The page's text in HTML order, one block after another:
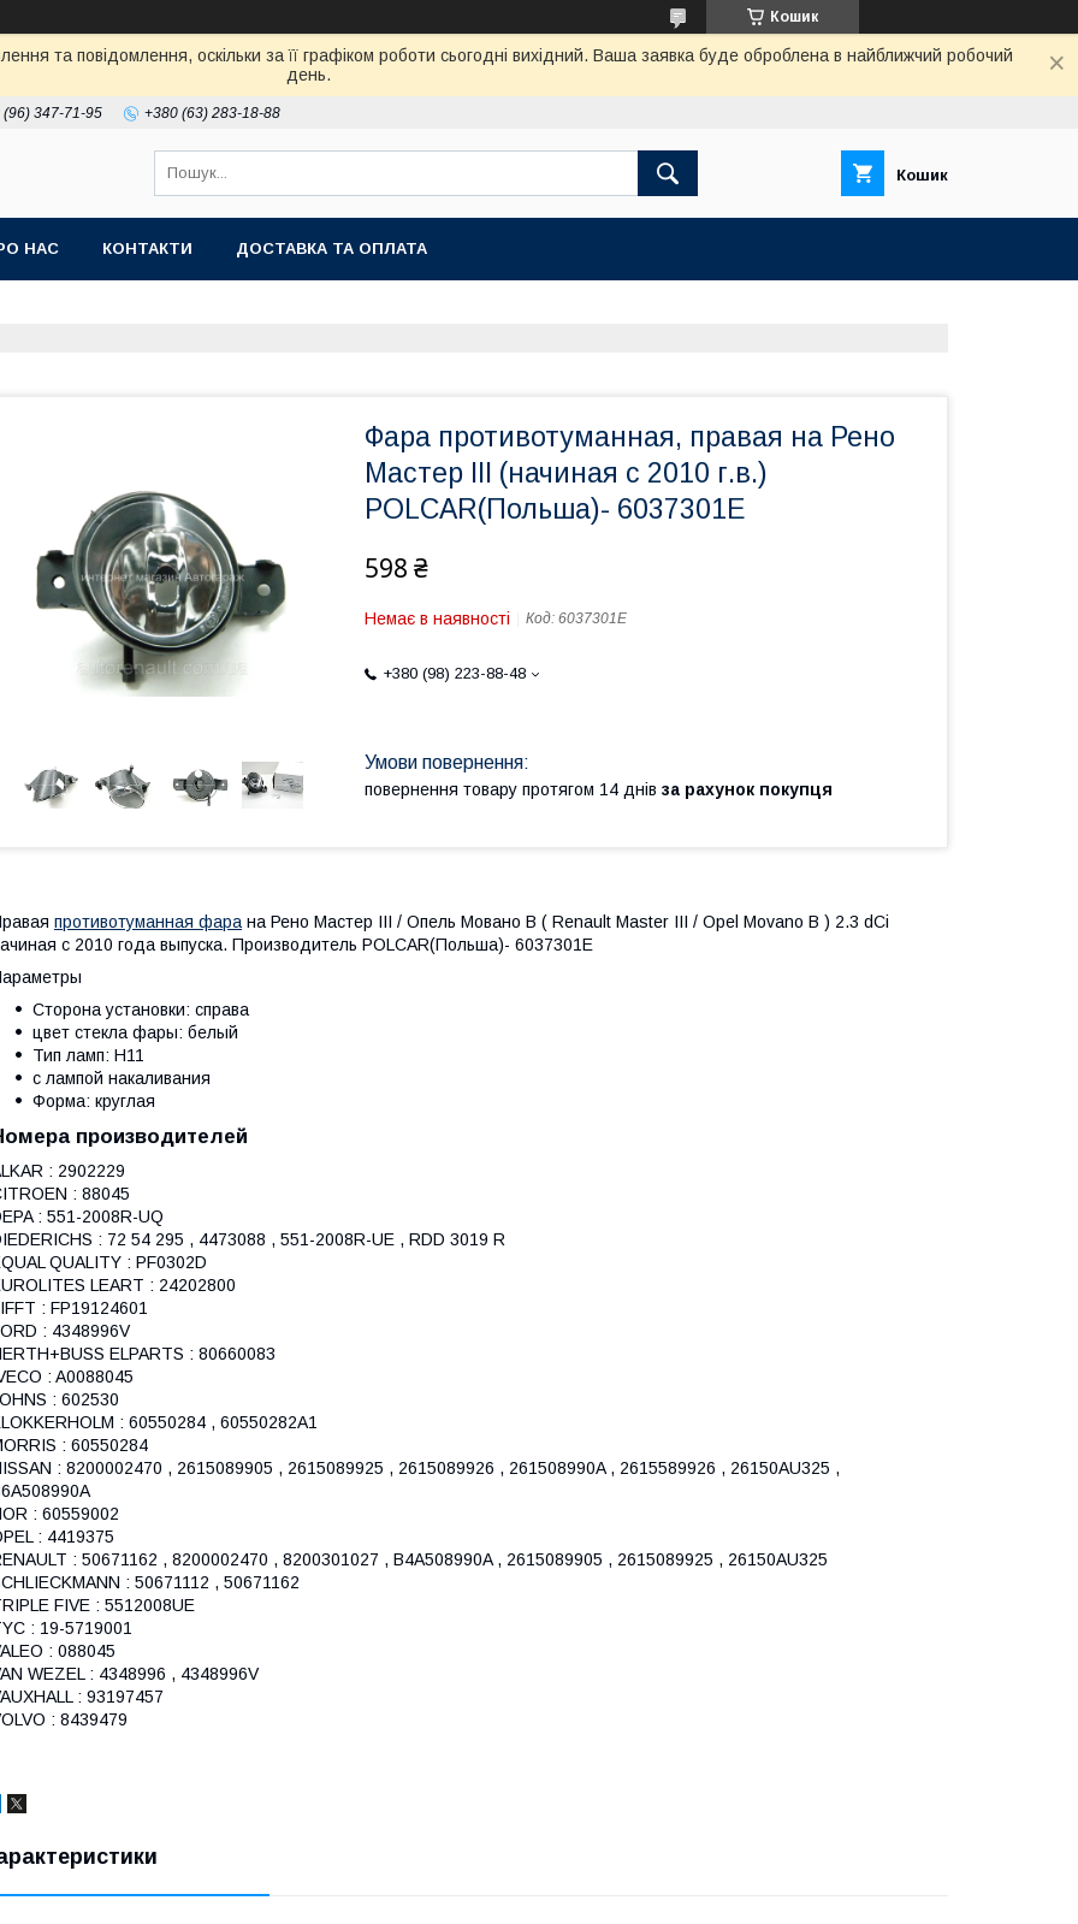
Кошик
та повідомлення, оскільки за її графіком роботи сьогодні вихідний. Ваша заявка буде оброблена в найближчий робочий
день.
(96) 347-71-95 +380 (63) 283-18-88
Кошик
НАС КОНТАКТИ ДОСТАВКА ТА ОПЛАТА
Фара противотуманная, правая на Рено
Мастер III (начиная с 2010 г.в.)
POLCAR(Польша)- 6037301E
598 ₴
Немає в наявності Код: 6037301E
+380 (98) 223-88-48
повернення товару протягом 14 днів за рахунок покупця
противотуманная фара на Рено Мастер III / Опель Мовано В ( Renault Master III / Opel Movano B ) 2.3 dCi
с 2010 года выпуска. Производитель POLCAR(Польша)- 6037301E
Сторона установки: справа
цвет стекла фары: белый
Тип ламп: H11
с лампой накаливания
Форма: круглая
производителей
: 2902229
: 88045
: 551-2008R-UQ
: 72 54 295 , 4473088 , 551-2008R-UE , RDD 3019 R
QUALITY : PF0302D
LEART : 24202800
: FP19124601
: 4348996V
ELPARTS : 80660083
: A0088045
: 602530
: 60550284 , 60550282A1
: 60550284
: 8200002470 , 2615089905 , 2615089925 , 2615089926 , 261508990A , 2615589926 , 26150AU325 ,
: 60559002
: 4419375
: 50671162 , 8200002470 , 8200301027 , B4A508990A , 2615089905 , 2615089925 , 26150AU325
: 50671112 , 50671162
FIVE : 5512008UE
: 19-5719001
: 088045
WEZEL : 4348996 , 4348996V
: 93197457
: 8439479